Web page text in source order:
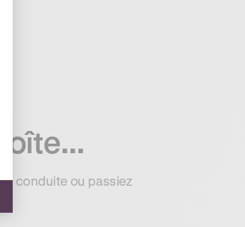
conduite ou passiez